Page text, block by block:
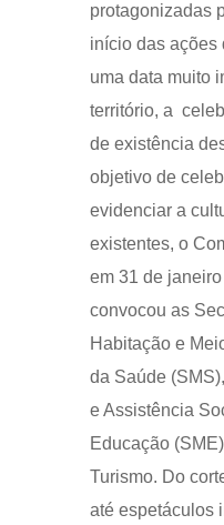
protagonizadas
início das ações
uma data muito
território, a
de existência
objetivo de
evidenciar a
existentes, o
em 31 de
convocou as
Habitação e
da Saúde
e Assistência
Educação
Turismo. Do
até espetáculos